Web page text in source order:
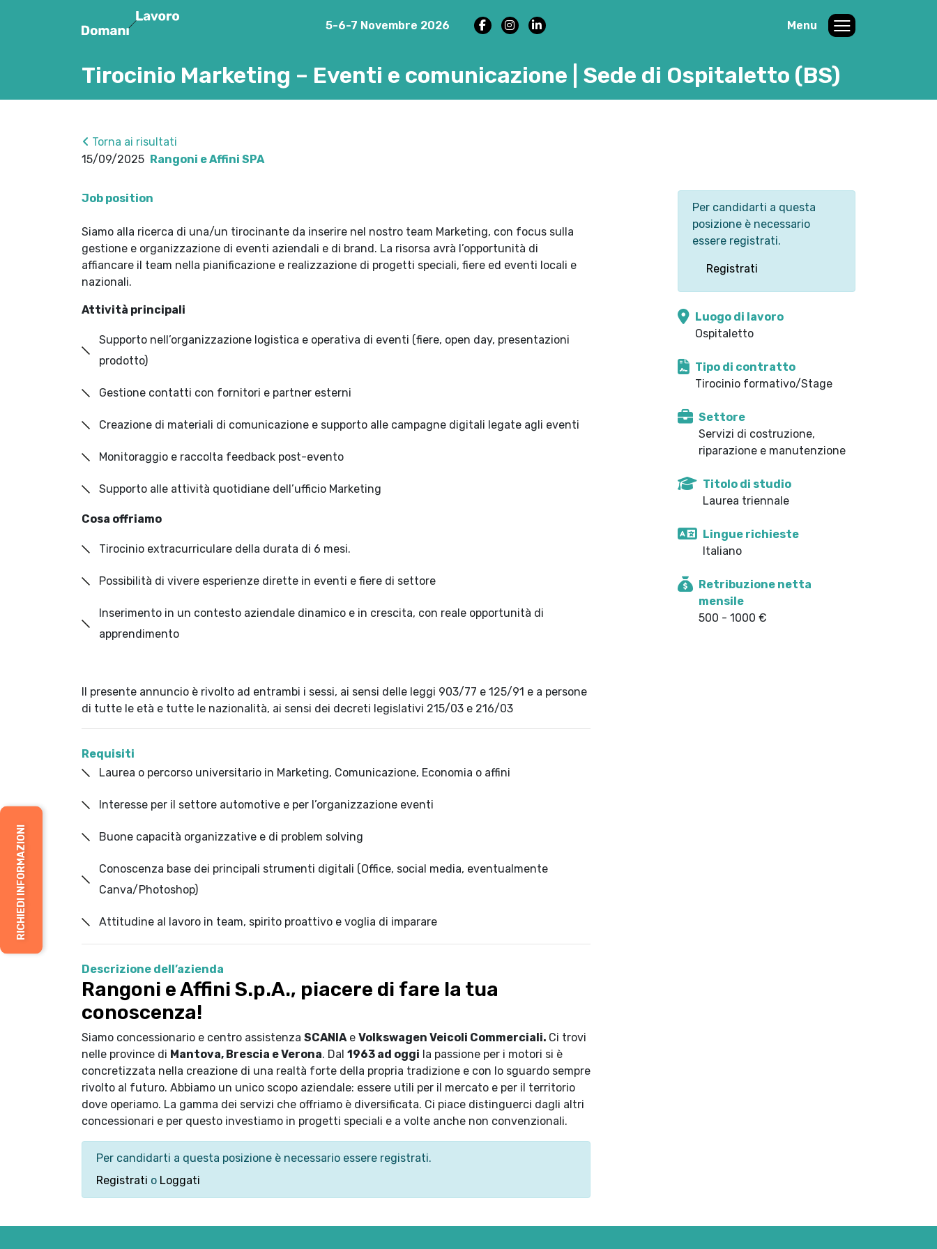
5-6-7 Novembre 2026 Menu
RICHIEDI INFORMAZIONI
Tirocinio Marketing – Eventi e comunicazione | Sede di Ospitaletto (BS)
Torna ai risultati
15/09/2025 Rangoni e Affini SPA
Job position
Siamo alla ricerca di una/un tirocinante da inserire nel nostro team Marketing, con focus sulla
gestione e organizzazione di eventi aziendali e di brand. La risorsa avrà l’opportunità di
affiancare il team nella pianificazione e realizzazione di progetti speciali, fiere ed eventi locali e
nazionali.
Attività principali
Supporto nell’organizzazione logistica e operativa di eventi (fiere, open day, presentazioni
prodotto)
Gestione contatti con fornitori e partner esterni
Creazione di materiali di comunicazione e supporto alle campagne digitali legate agli eventi
Monitoraggio e raccolta feedback post-evento
Supporto alle attività quotidiane dell’ufficio Marketing
Cosa offriamo
Tirocinio extracurriculare della durata di 6 mesi.
Possibilità di vivere esperienze dirette in eventi e fiere di settore
Inserimento in un contesto aziendale dinamico e in crescita, con reale opportunità di
apprendimento
Il presente annuncio è rivolto ad entrambi i sessi, ai sensi delle leggi 903/77 e 125/91 e a persone
di tutte le età e tutte le nazionalità, ai sensi dei decreti legislativi 215/03 e 216/03
Requisiti
Laurea o percorso universitario in Marketing, Comunicazione, Economia o affini
Interesse per il settore automotive e per l’organizzazione eventi
Buone capacità organizzative e di problem solving
Conoscenza base dei principali strumenti digitali (Office, social media, eventualmente
Canva/Photoshop)
Attitudine al lavoro in team, spirito proattivo e voglia di imparare
Descrizione dell’azienda
Rangoni e Affini S.p.A., piacere di fare la tua
conoscenza!
Siamo concessionario e centro assistenza SCANIAe Volkswagen Veicoli Commerciali. Ci trovi
nelle province di Mantova, Brescia e Verona. Dal 1963 ad oggi la passione per i motori si è
concretizzata nella creazione di una realtà forte della propria tradizione e con lo sguardo sempre
rivolto al futuro. Abbiamo un unico scopo aziendale: essere utili per il mercato e per il territorio
dove operiamo. La gamma dei servizi che offriamo è diversificata. Ci piace distinguerci dagli altri
concessionari e per questo investiamo in progetti speciali e a volte anche non convenzionali.
Per candidarti a questa posizione è necessario essere registrati.
Registrati o Loggati
Per candidarti a questa
posizione è necessario
essere registrati.
Registrati
Luogo di lavoro
Ospitaletto
Tipo di contratto
Tirocinio formativo/Stage
Settore
Servizi di costruzione,
riparazione e manutenzione
Titolo di studio
Laurea triennale
Lingue richieste
Italiano
Retribuzione netta
mensile
500 - 1000 €